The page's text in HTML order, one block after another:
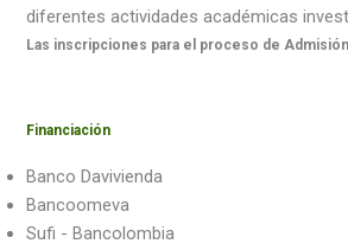
diferentes actividades académicas
Las inscripciones para el proceso de
Financiación
Banco Davivienda
Bancoomeva
Sufi - Bancolombia